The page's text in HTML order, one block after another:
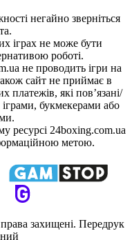
негайно зверніться
іграх не може бути
роботі.
не проводить ігри на
сайт не приймає в
платежів, які пов’язані/
букмекерами або
ресурсі 24boxing.com.ua
метою.
захищенi. Передрук